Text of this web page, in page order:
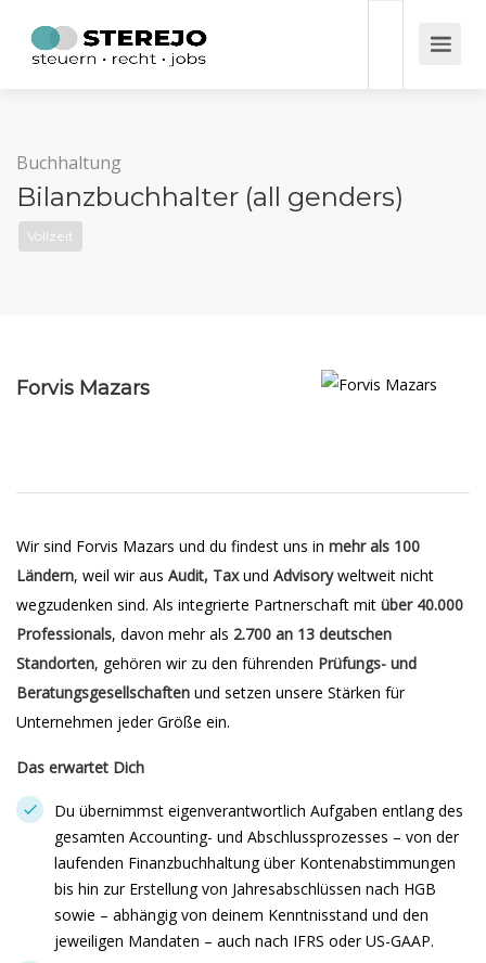
Buchhaltung
Bilanzbuchhalter (all genders)
Vollzeit
Forvis Mazars
Wir sind Forvis Mazars und du findest uns in mehr als 100
Ländern, weil wir aus Audit, Taxund Advisoryweltweit nicht
wegzudenken sind. Als integrierte Partnerschaft mit über 40.000
Professionals, davon mehr als 2.700 an 13 deutschen
Standorten, gehören wir zu den führenden Prüfungs- und
Beratungsgesellschaften und setzen unsere Stärken für
Unternehmen jeder Größe ein.
Das erwartet Dich
Du übernimmst eigenverantwortlich Aufgaben entlang des
gesamten Accounting- und Abschlussprozesses – von der
laufenden Finanzbuchhaltung über Kontenabstimmungen
bis hin zur Erstellung von Jahresabschlüssen nach HGB
sowie – abhängig von deinem Kenntnisstand und den
jeweiligen Mandaten – auch nach IFRS oder US-GAAP.